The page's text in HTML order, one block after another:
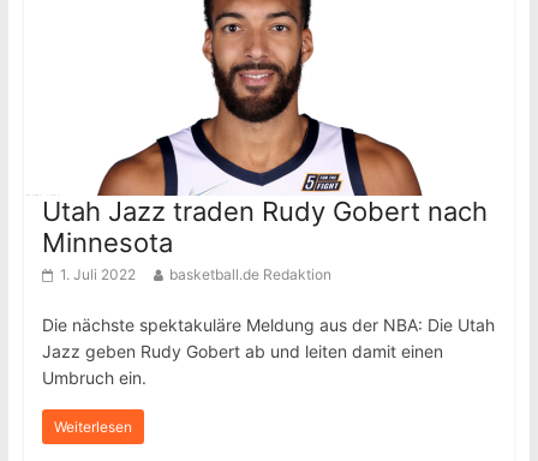
Utah Jazz traden Rudy Gobert nach
Minnesota
1. Juli 2022 basketball.de Redaktion
Die nächste spektakuläre Meldung aus der NBA: Die Utah
Jazz geben Rudy Gobert ab und leiten damit einen
Umbruch ein.
Weiterlesen